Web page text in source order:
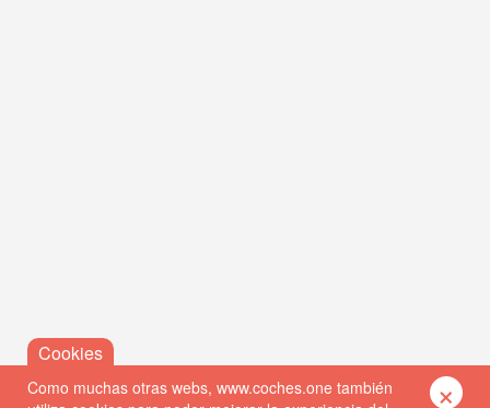
Como muchas otras webs, www.coches.one también
×